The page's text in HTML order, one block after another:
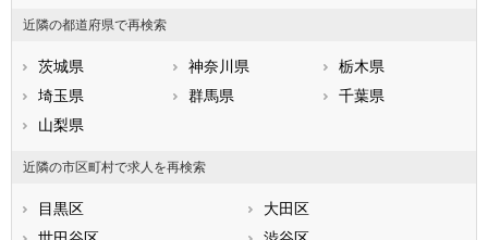
近隣の都道府県で再検索
茨城県 神奈川県
栃木県
埼玉県
群馬県
千葉県
山梨県
近隣の市区町村で求人を再検索
目黒区
大田区